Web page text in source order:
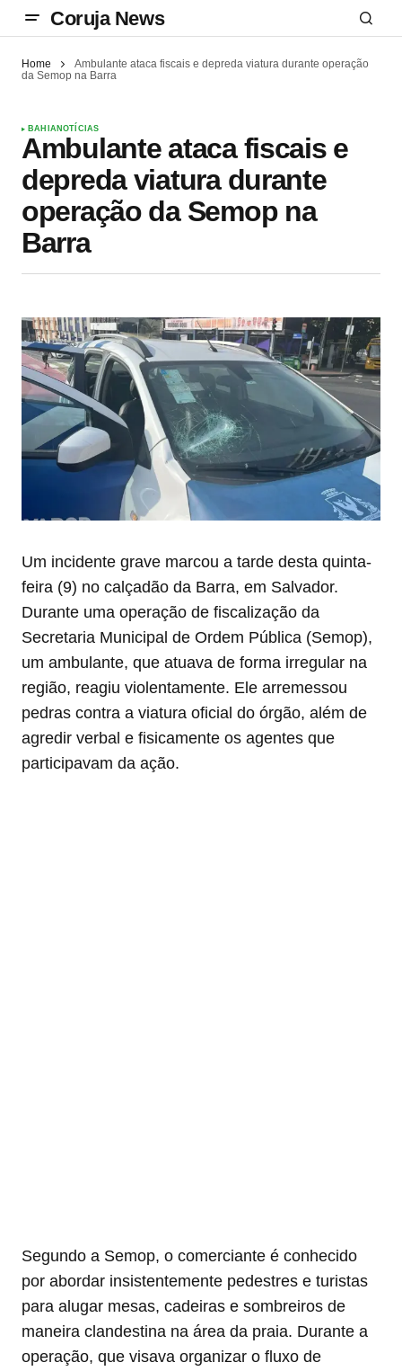
Coruja News
Home
Ambulante ataca fiscais e depreda viatura durante operação
da Semop na Barra
BAHIANOTÍCIAS
Ambulante ataca fiscais e
depreda viatura durante
operação da Semop na
Barra
Um incidente grave marcou a tarde desta quinta-
feira (9) no calçadão da Barra, em Salvador.
Durante uma operação de fiscalização da
Secretaria Municipal de Ordem Pública (Semop),
um ambulante, que atuava de forma irregular na
região, reagiu violentamente. Ele arremessou
pedras contra a viatura oficial do órgão, além de
agredir verbal e fisicamente os agentes que
participavam da ação.
Segundo a Semop, o comerciante é conhecido
por abordar insistentemente pedestres e turistas
para alugar mesas, cadeiras e sombreiros de
maneira clandestina na área da praia. Durante a
operação, que visava organizar o fluxo de